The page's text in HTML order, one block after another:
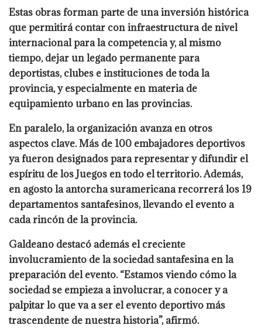
Estas obras forman parte de una inversión histórica
que permitirá contar con infraestructura de nivel
internacional para la competencia y, al mismo
tiempo, dejar un legado permanente para
deportistas, clubes e instituciones de toda la
provincia, y especialmente en materia de
equipamiento urbano en las provincias.
En paralelo, la organización avanza en otros
aspectos clave. Más de 100 embajadores deportivos
ya fueron designados para representar y difundir el
espíritu de los Juegos en todo el territorio. Además,
en agosto la antorcha suramericana recorrerá los 19
departamentos santafesinos, llevando el evento a
cada rincón de la provincia.
Galdeano destacó además el creciente
involucramiento de la sociedad santafesina en la
preparación del evento. “Estamos viendo cómo la
sociedad se empieza a involucrar, a conocer y a
palpitar lo que va a ser el evento deportivo más
trascendente de nuestra historia”, afirmó.